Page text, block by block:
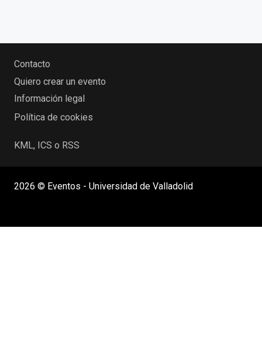
Contacto
Quiero crear un evento
Información legal
Política de cookies
KML, ICS o RSS
2026 © Eventos - Universidad de Valladolid